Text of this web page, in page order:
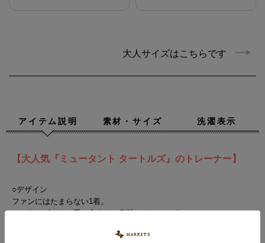
大人サイズはこちらです
アイテム説明 素材・サイズ 洗濯表示
【大人気『ミュータント タートルズ』のトレーナー】
○デザイン
ファンにはたまらない1着。
マーキーズでしか手に入らない別注アイテムです。